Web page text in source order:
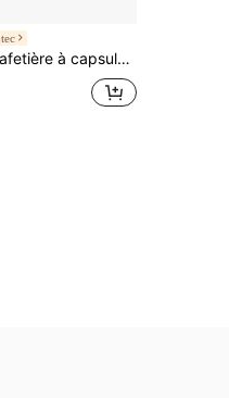
Caps Spin - 1400W, 20 Bars, Compatible Nespresso - Réservoir 1,5L, 7 boissons personnalisables, écran intuitif, double hauteur ajustable, fonction économie d'énergie, moteur puissant pour café qualité barista, idéal pour amateurs de café, couleur multicolore